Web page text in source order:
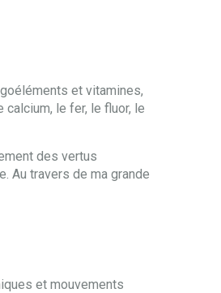
et vitamines,
le fer, le fluor, le
des vertus
Au travers de ma grande
et mouvements